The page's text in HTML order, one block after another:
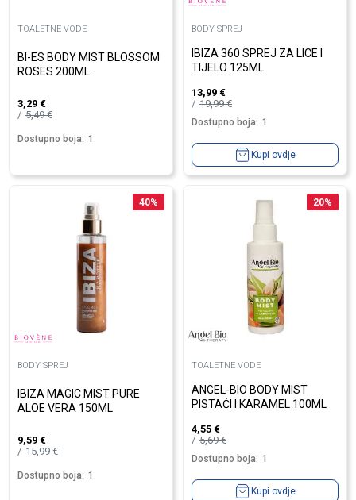
TOALETNE VODE
BI-ES BODY MIST BLOSSOM
ROSES 200ML
3,29 €
5,49€
Dostupno boja: 1
BODY SPREJ
IBIZA 360 SPREJ ZA LICE I
TIJELO 125ML
13,99 €
19,99€
Dostupno boja: 1
Kupi ovdje
40%
BODY SPREJ
IBIZA MAGIC MIST PURE
ALOE VERA 150ML
9,59 €
15,99€
Dostupno boja: 1
20%
TOALETNE VODE
ANGEL-BIO BODY MIST
PISTAĆI I KARAMEL 100ML
4,55 €
5,69€
Dostupno boja: 1
Kupi ovdje